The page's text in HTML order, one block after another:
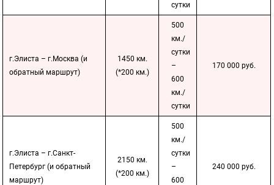
сутки
г.Элиста – г.Москва (и
обратный маршрут)
1450 км.
(*200 км.)
500
км./
сутки
–
600
км./
сутки
170 000 руб.
г.Элиста – г.Санкт-
Петербург (и обратный
маршрут)
2150 км.
(*200 км.)
500
км./
сутки
–
600
240 000 руб.